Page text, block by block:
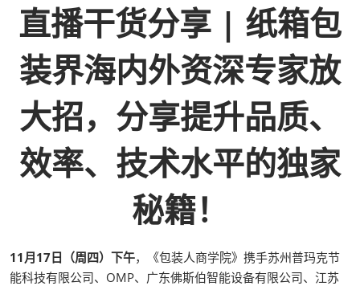
直播干货分享 | 纸箱包
装界海内外资深专家放
大招，分享提升品质、
效率、技术水平的独家
秘籍！
11月17日（周四）下午，《包装人商学院》携手苏州普玛克节
能科技有限公司、OMP、广东佛斯伯智能设备有限公司、江苏